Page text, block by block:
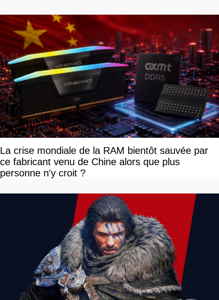
La crise mondiale de la RAM bientôt sauvée par
ce fabricant venu de Chine alors que plus
personne n'y croit ?